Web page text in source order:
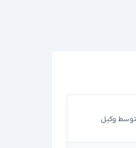
توسط وکیل